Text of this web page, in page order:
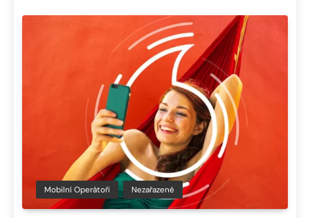
Mobilní Operátoři Nezařazené